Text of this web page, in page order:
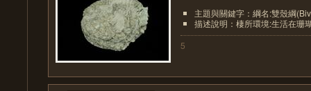
主題與關鍵字：綱名:雙殼綱
描述說明：棲所環境:生活在珊
5